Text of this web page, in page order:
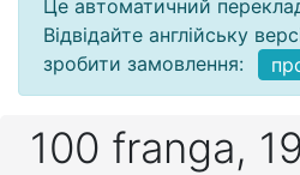
Це автоматичний
Відвідайте англійську
зробити замовлення:
100 franga,